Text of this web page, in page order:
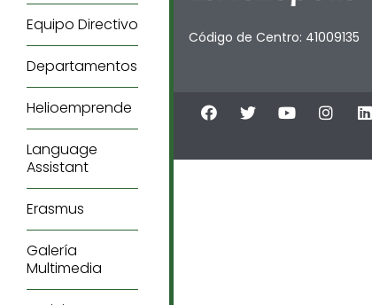
Equipo Directivo
Departamentos
Helioemprende
Language
Assistant
Erasmus
Galería
Multimedia
Código de Centro: 41009135